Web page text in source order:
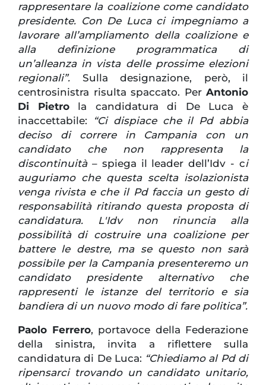
rappresentare la coalizione come candidato
presidente. Con De Luca ci impegniamo a
lavorare all’ampliamento della coalizione e
alla definizione programmatica di
un’alleanza in vista delle prossime elezioni
regionali”. Sulla designazione, però, il
centrosinistra risulta spaccato. Per Antonio
Di Pietrola candidatura di De Luca è
inaccettabile:
“Ci dispiace che il Pd abbia
deciso di correre in Campania con un
candidato che non rappresenta la
discontinuità– spiega il leader dell’Idv - ci
auguriamo che questa scelta isolazionista
venga rivista e che il Pd faccia un gesto di
responsabilità ritirando questa proposta di
candidatura. L'Idv non rinuncia alla
possibilità di costruire una coalizione per
battere le destre, ma se questo non sarà
possibile per la Campania presenteremo un
candidato presidente alternativo che
rappresenti le istanze del territorio e sia
bandiera di un nuovo modo di fare politica”.
Paolo Ferrero, portavoce della Federazione
della sinistra, invita a riflettere sulla
candidatura di De Luca: “Chiediamo al Pd di
ripensarci trovando un candidato unitario,